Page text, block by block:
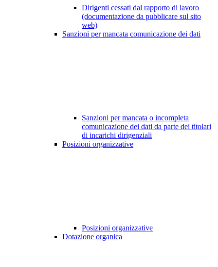
Dirigenti cessati dal rapporto di lavoro
(documentazione da pubblicare sul sito
web)
Sanzioni per mancata comunicazione dei dati
Sanzioni per mancata o incompleta
comunicazione dei dati da parte dei titolari
di incarichi dirigenziali
Posizioni organizzative
Posizioni organizzative
Dotazione organica